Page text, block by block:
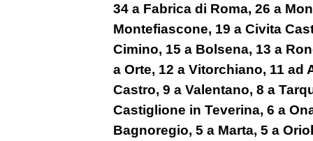
34 a Fabrica di Roma, 26 a
Montefiascone, 19 a Civita
Cimino, 15 a Bolsena, 13 a
a Orte, 12 a Vitorchiano, 11 ad
Castro, 9 a Valentano, 8 a
Castiglione in Teverina, 6 a
Bagnoregio, 5 a Marta, 5 a